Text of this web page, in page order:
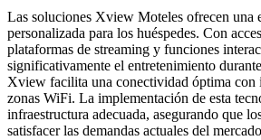
Las soluciones Xview Moteles ofrecen una
personalizada para los huéspedes. Con
plataformas de streaming y funciones
significativamente el entretenimiento
Xview facilita una conectividad óptima con
zonas WiFi. La implementación de esta
infraestructura adecuada, asegurando que
satisfacer las demandas actuales del